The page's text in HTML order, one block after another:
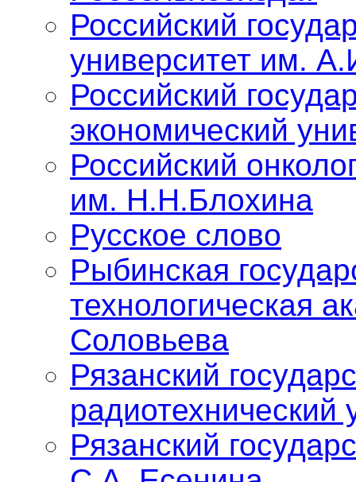
Российский
университет им.
Российский
экономический
Российский
им. Н.Н.Блохина
Русское слово
Рыбинская
технологическая
Соловьева
Рязанский
радиотехнический
Рязанский